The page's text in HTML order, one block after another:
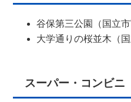
谷保第三公園（国立市
大学通りの桜並木（国
スーパー・コンビニ